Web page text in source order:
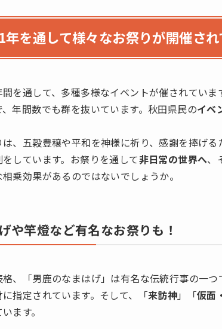
年を通して様々なお祭りが開催され
を通して、多種多様なイベントが催されてい
年間数でも群を抜いています。秋田県民のイベ
は、五穀豊穣や平和を神様に祈り、感謝を捧げ
しています。お祭りを通して非日常の世界へ、
乗効果があるのではないでしょうか。
や竿燈など有名なお祭りも！
格、「男鹿のなまはげ」は有名な伝統行事の一
指定されています。そして、「来訪神」「仮面
ます。